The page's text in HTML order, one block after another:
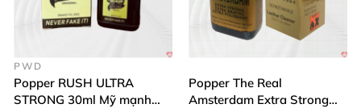
PWD
Popper RUSH ULTRA
STRONG 30ml Mỹ mạnh
Popper The Real
Amsterdam Extra Strong